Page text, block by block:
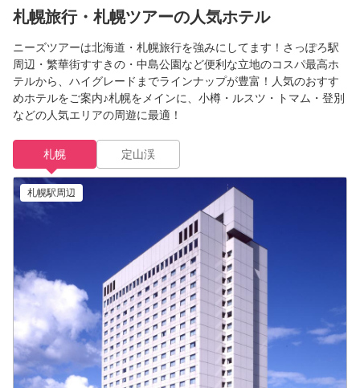
札幌旅行・札幌ツアーの人気ホテル
ニーズツアーは北海道・札幌旅行を強みにしてます！さっぽろ駅
周辺・繁華街すすきの・中島公園など便利な立地のコスパ最高ホ
テルから、ハイグレードまでラインナップが豊富！人気のおすす
めホテルをご案内♪札幌をメインに、小樽・ルスツ・トマム・登別
などの人気エリアの周遊に最適！
札幌 定山渓
札幌駅周辺